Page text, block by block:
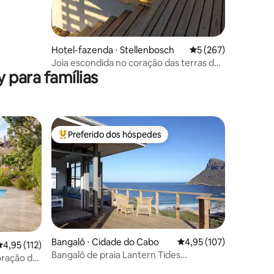
Hotel-fazenda ⋅ Stellenbosch 5 de uma avaliação
5 (267)
Joia escondida no coração das terras dos
vinhos.
para famílias
de uma avaliação média de 5, 112 avaliações
4,95 (112)
de
Entre os melhores preferidos dos hóspedes
Preferido dos hóspedes
Bangalô ⋅ Cidade do Cabo 4,95 de uma avaliação
4,95 (107)
Bangalô de praia Lantern Tides